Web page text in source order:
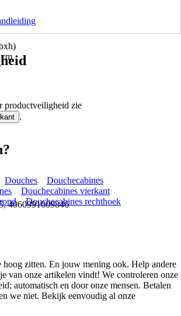
4060991009846
productveiligheid zie
.
Douches
Douchecabines
Douchecabines vierkant
Douchecabines rechthoek
hoog zitten. En jouw mening ook. Help andere
van onze artikelen vindt! We controleren onze
automatisch en door onze mensen. Betalen
we niet. Bekijk eenvoudig al onze